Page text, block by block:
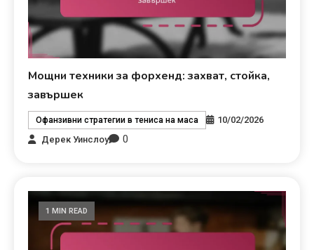
Мощни техники за форхенд: захват, стойка,
завършек
Офанзивни стратегии в тениса на маса
10/02/2026
Дерек Уинслоу
0
1 MIN READ